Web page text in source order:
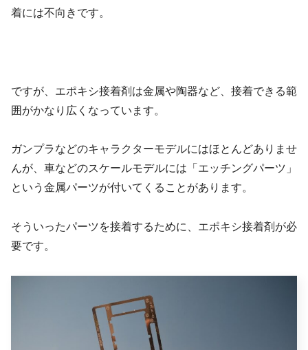
着には不向きです。
ですが、エポキシ接着剤は金属や陶器など、接着できる範
囲がかなり広くなっています。
ガンプラなどのキャラクターモデルにはほとんどありませ
んが、車などのスケールモデルには「エッチングパーツ」
という金属パーツが付いてくることがあります。
そういったパーツを接着するために、エポキシ接着剤が必
要です。